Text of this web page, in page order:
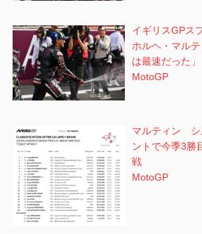
イギリスGPス
ホルヘ・マル
は最速だった」
MotoGP
マルティン シ
ントで今季3
戦
MotoGP